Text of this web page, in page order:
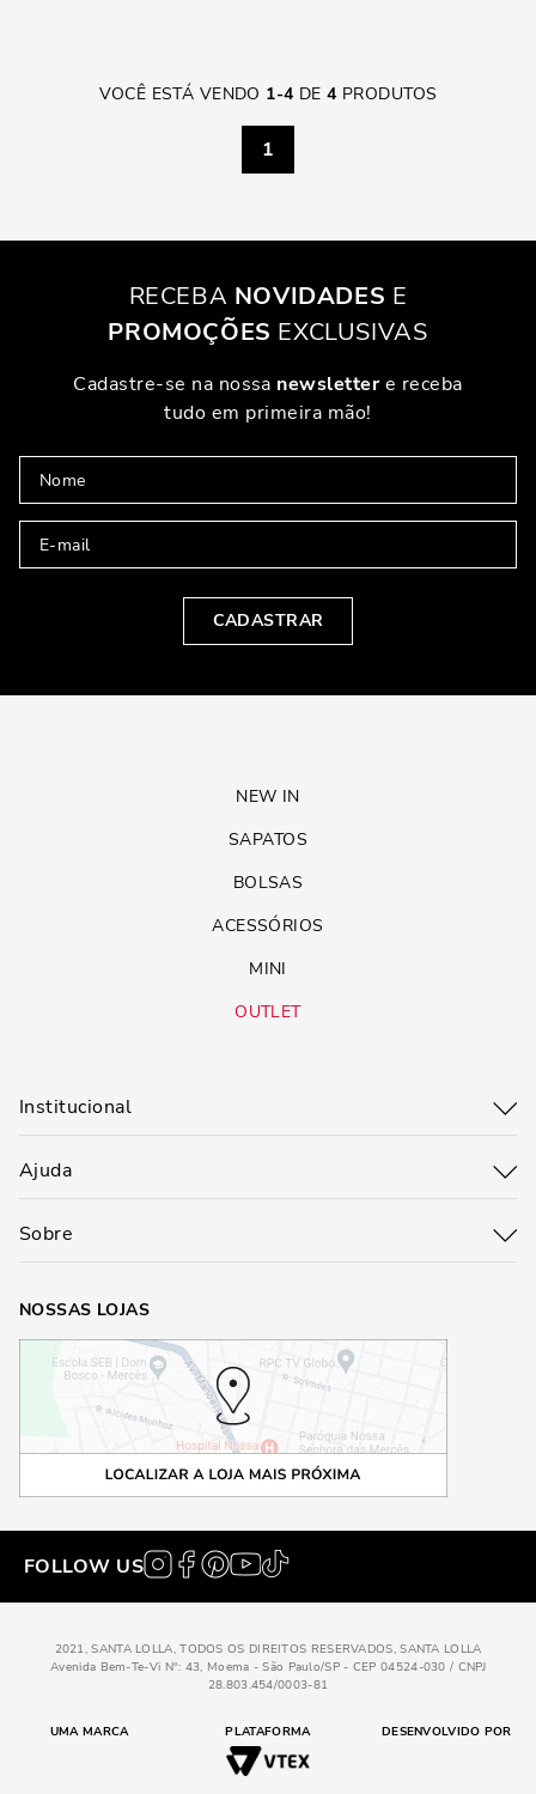
VOCÊ ESTÁ VENDO 1-4 DE4 PRODUTOS
1
RECEBA NOVIDADES E
PROMOÇÕES EXCLUSIVAS
Cadastre-se na nossa newslettere receba
tudo em primeira mão!
CADASTRAR
NEW IN
SAPATOS
BOLSAS
ACESSÓRIOS
MINI
OUTLET
Institucional
Ajuda
Sobre
NOSSAS LOJAS
FOLLOW US
2021, SANTA LOLLA, TODOS OS DIREITOS RESERVADOS, SANTA LOLLA
Avenida Bem-Te-Vi N°: 43, Moema - São Paulo/SP - CEP 04524-030 / CNPJ
28.803.454/0003-81
UMA MARCA PLATAFORMA DESENVOLVIDO POR